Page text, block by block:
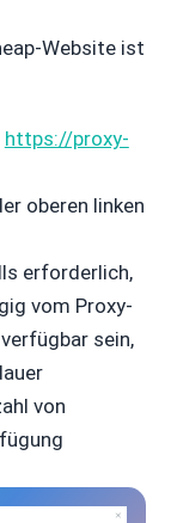
Website ist
https://proxy-
oberen linken
erforderlich,
vom Proxy-
sein,
von